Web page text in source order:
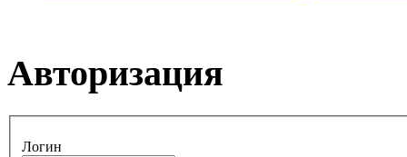
Авторизация
Логин